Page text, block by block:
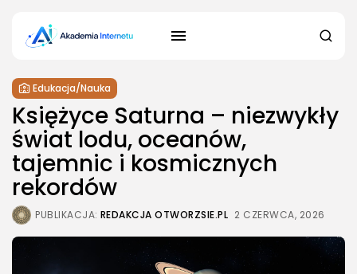
Edukacja/Nauka
Księżyce Saturna – niezwykły
świat lodu, oceanów,
tajemnic i kosmicznych
rekordów
PUBLIKACJA: REDAKCJA OTWORZSIE.PL 2 CZERWCA, 2026